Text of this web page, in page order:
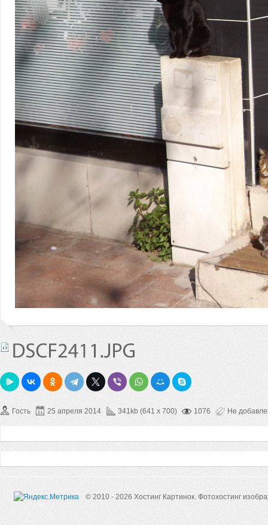
Гость 25 апреля 2014 341kb (641 x 700) 1076 Не
© 2010 - 2026 Хостинг Картинок. Фотохостинг